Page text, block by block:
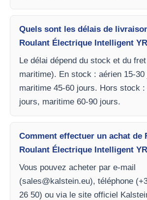
Quels sont les délais de
Roulant Électrique Intelligent
Le délai dépend du stock et du
maritime). En stock : aérien 15-30
maritime 45-60 jours. Hors stock :
jours, maritime 60-90 jours.
Comment effectuer un achat de
Roulant Électrique Intelligent
Vous pouvez acheter par e-mail
(sales@kalstein.eu), téléphone
26 50) ou via le site officiel